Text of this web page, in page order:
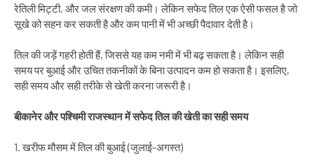
रेतिली मिट्टी, और जल संरक्षण की कमी। लेकिन सफेद तिल एक ऐसी फसल है जो
सूखे को सहन कर सकती है और कम पानी में भी अच्छी पैदावार देती है।
तिल की जड़ें गहरी होती हैं, जिससे यह कम नमी में भी बढ़ सकता है। लेकिन सही
समय पर बुआई और उचित तकनीकों के बिना उत्पादन कम हो सकता है। इसलिए,
सही समय और सही तरीके से खेती करना जरूरी है।
बीकानेर और पश्चिमी राजस्थान में सफेद तिल की खेती का सही समय
1. खरीफ मौसम में तिल की बुआई (जुलाई-अगस्त)